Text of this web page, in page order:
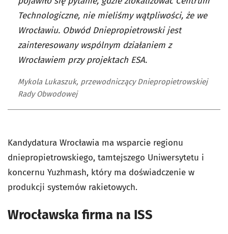
Technologiczne, nie mieliśmy wątpliwości, że we
Wrocławiu. Obwód Dniepropietrowski jest
zainteresowany wspólnym działaniem z
Wrocławiem przy projektach ESA.
Mykola Lukaszuk, przewodniczący Dniepropietrowskiej
Rady Obwodowej
Kandydatura Wrocławia ma wsparcie regionu
dniepropietrowskiego, tamtejszego Uniwersytetu i
koncernu Yuzhmash, który ma doświadczenie w
produkcji systemów rakietowych.
Wrocławska firma na ISS